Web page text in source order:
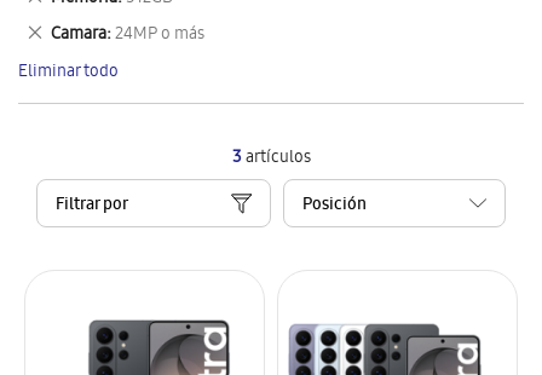
3artículos
Filtrar por
artículo
este
artículo
Camara 24MP o más
Eliminar
este
artículo
Eliminar todo